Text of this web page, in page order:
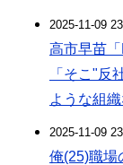
2025-11-09
高市早苗
「そこ"反
ような組織
2025-11-09
俺(25)職場